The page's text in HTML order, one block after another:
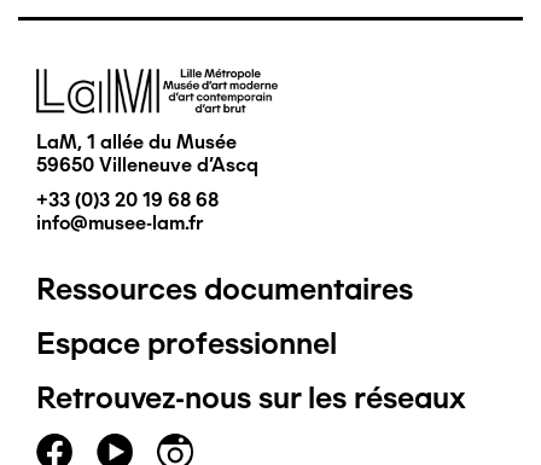
Image
LaM, 1 allée du Musée
59650 Villeneuve d'Ascq
+33 (0)3 20 19 68 68
info@musee-lam.fr
Pied
de
page
Ressources documentaires
Espace professionnel
Retrouvez-nous sur les réseaux